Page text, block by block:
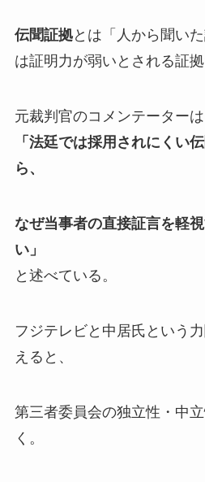
伝聞証拠とは「人から聞い
は証明力が弱いとされる証拠
元裁判官のコメンテーターは
「法廷では採用されにくい
ら、
なぜ当事者の直接証言を軽
い」
と述べている。
フジテレビと中居氏という
えると、
第三者委員会の独立性・中
く。